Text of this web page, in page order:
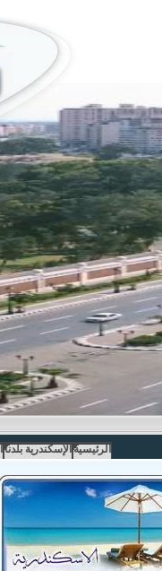
الرئيسية الإسكندرية بلدنا